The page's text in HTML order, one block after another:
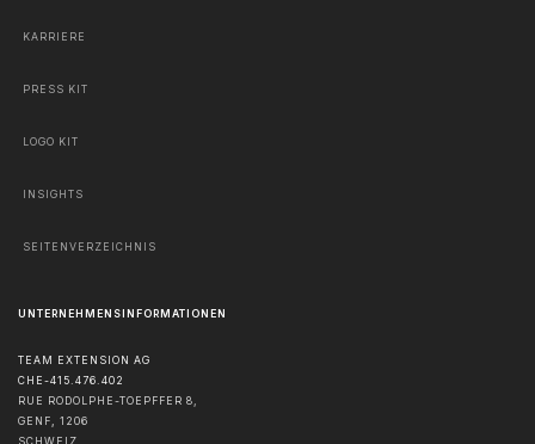
KARRIERE
PRESS KIT
LOGO KIT
INSIGHTS
SEITENVERZEICHNIS
UNTERNEHMENSINFORMATIONEN
TEAM EXTENSION AG
CHE-415.476.402
RUE RODOLPHE-TOEPFFER 8,
GENF, 1206